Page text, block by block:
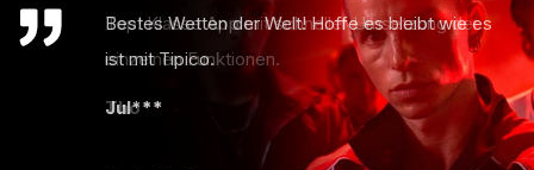
Bestes Wetten der Welt! Hoffe es bleibt wie es
ist mit Tipico.
Jul***